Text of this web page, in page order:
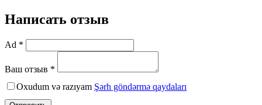
Написать отзыв
Ad *
Ваш отзыв *
Oxudum və razıyam Şərh göndərmə qaydaları